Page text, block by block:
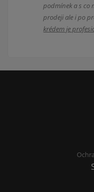
podmínek a s co
prodeji ale i
krédem je